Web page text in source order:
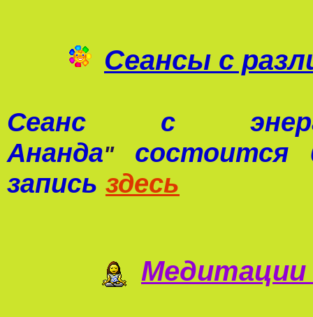
Сеансы с
Сеанс с
Ананда"
состоится
запись здесь
Медитации